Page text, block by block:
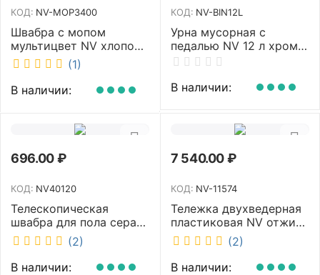
КОД: NV-MOP3400
Швабра с мопом
мультицвет NV хлопок
40 см NV-MOP3400
(1)
В наличии:
КОД: NV-BIN12L
Урна мусорная с
педалью NV 12 л хром
NV-BIN12L
В наличии:
696.00₽
КОД: NV40120
Телескопическая
швабра для пола серая
NV микрофибра 42 см
NV40120
(2)
В наличии:
7 540.00₽
КОД: NV-11574
Тележка двухведерная
пластиковая NV отжим
2х23л NV-11574
(2)
В наличии: